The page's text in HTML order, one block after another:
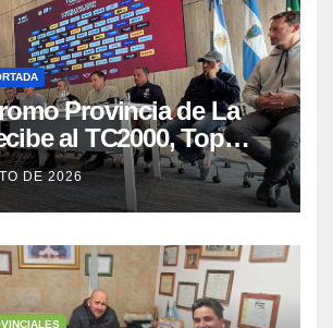
Provincia de La
al TC2000, Top
Nacional este fin
DE 2026